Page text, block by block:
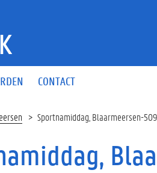
CONTACT
Sportnamiddag, Blaarmeersen-